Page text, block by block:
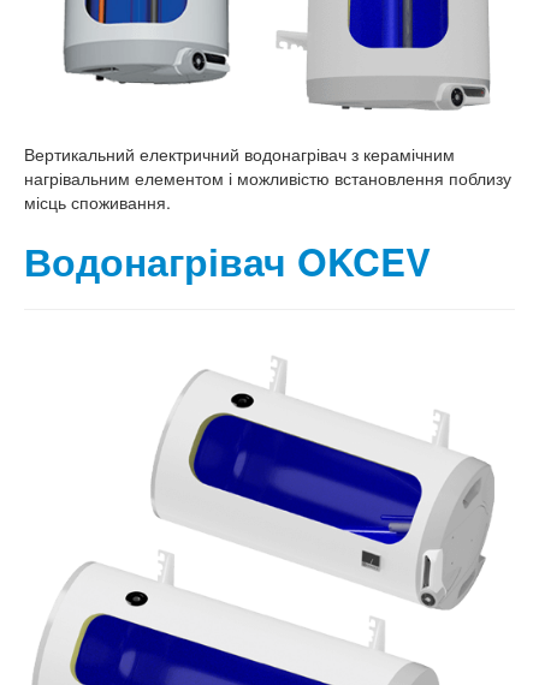
Вертикальний електричний водонагрівач з керамічним
нагрівальним елементом і можливістю встановлення поблизу
місць споживання.
Водонагрівач OKCEV